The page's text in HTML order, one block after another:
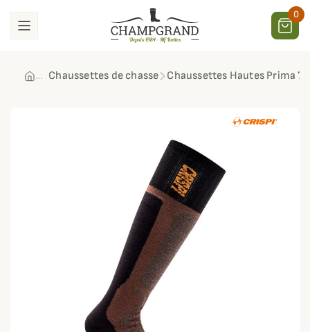
0
Chaussettes de chasse Chaussettes Hautes Prima